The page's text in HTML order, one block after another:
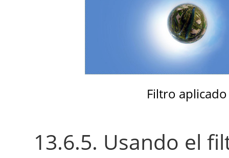
Filtro aplicado
13.6.5. Usando el